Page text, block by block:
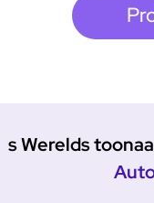
s Werelds